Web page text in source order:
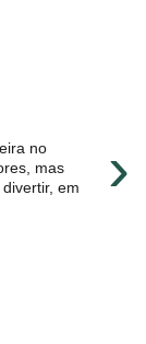
›
no
mas
em